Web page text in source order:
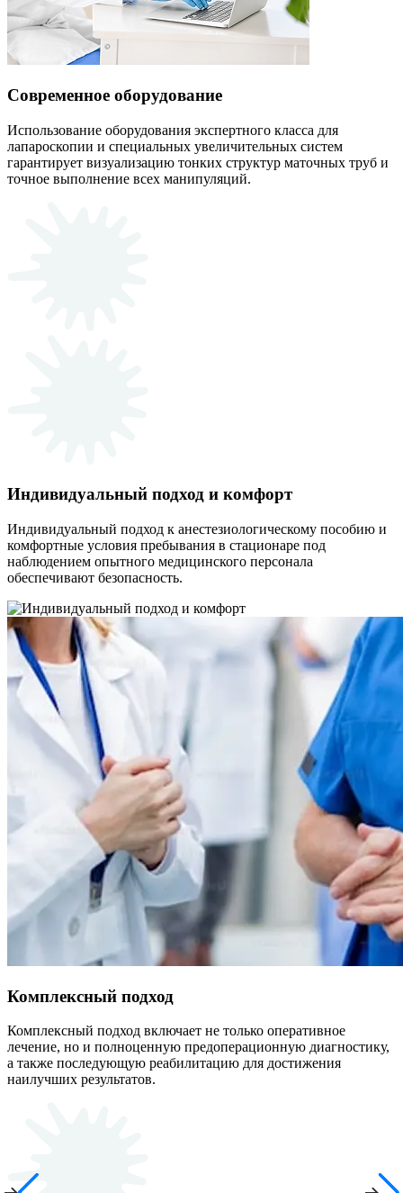
Современное оборудование
Использование оборудования экспертного класса для
лапароскопии и специальных увеличительных систем
гарантирует визуализацию тонких структур маточных труб и
точное выполнение всех манипуляций.
Индивидуальный подход и комфорт
Индивидуальный подход к анестезиологическому пособию и
комфортные условия пребывания в стационаре под
наблюдением опытного медицинского персонала
обеспечивают безопасность.
Комплексный подход
Комплексный подход включает не только оперативное
лечение, но и полноценную предоперационную диагностику,
а также последующую реабилитацию для достижения
наилучших результатов.